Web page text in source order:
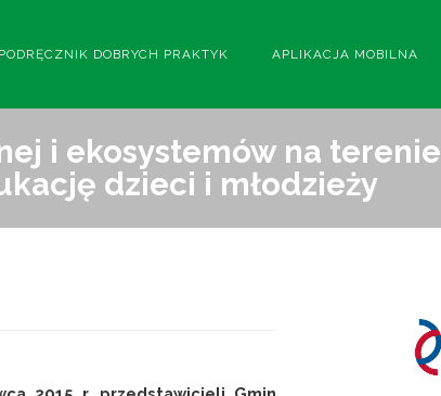
PODRĘCZNIK DOBRYCH PRAKTYK APLIKACJA MOBILNA
i ekosystemów na terenie
dzieci i młodzieży